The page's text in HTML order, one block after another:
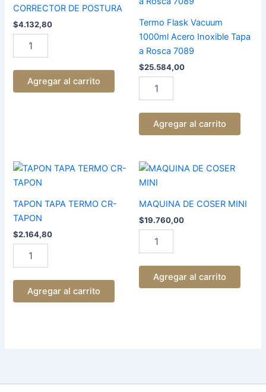
CORRECTOR DE POSTURA
$4.132,80
cantidad
Agregar al carrito
Termo Flask Vacuum
1000ml Acero Inoxible Tapa
a Rosca 7089
$25.584,00
1000ml
Acero
Tapa
a
Rosca
7089
cantidad
Agregar al carrito
TAPON TAPA TERMO CR-
TAPON
$2.164,80
TAPON
TAPA
CR-
TAPON
Agregar al carrito
MAQUINA DE COSER MINI
$19.760,00
MAQUINA
DE
MINI
Agregar al carrito